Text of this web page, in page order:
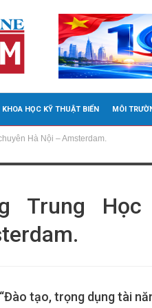
KHOA HỌC KỸ THUẬT BIỂN MÔI
Hà Nội – Amsterdam.
Trung
tạo, trọng dụng tài